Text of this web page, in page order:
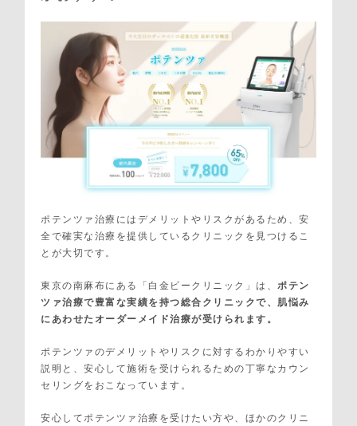
ポテンツァ治療にはデメリットやリスクがあるため、安
全で確実な治療を提供しているクリニックを見つけるこ
とが大切です。
東京の南麻布にある「白金ビークリニック」は、 ポテン
ツァ治療で豊富な実績を持つ総合クリニックで、肌悩み
にあわせたオーダーメイド治療が受けられます。
ポテンツァのデメリットやリスクに対するわかりやすい
説明と、安心して施術を受けられるための丁寧なカウン
セリングをおこなっています。
安心してポテンツァ治療を受けたい方や、ほかのクリニ